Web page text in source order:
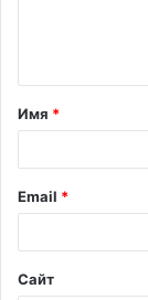
Имя *
Email *
Сайт